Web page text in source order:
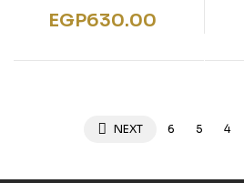
myrrhe
EGP630.00
4
5
6
NEXT